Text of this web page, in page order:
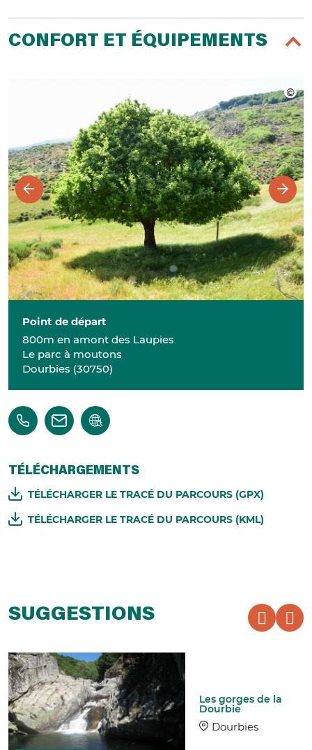
CONFORT ET ÉQUIPEMENTS
Point de départ
800m en amont des Laupies
Le parc à moutons
Dourbies (30750)
TÉLÉCHARGEMENTS
TÉLÉCHARGER LE TRACÉ DU PARCOURS (GPX)
TÉLÉCHARGER LE TRACÉ DU PARCOURS (KML)
SUGGESTIONS
Les gorges de la
Dourbie
Dourbies